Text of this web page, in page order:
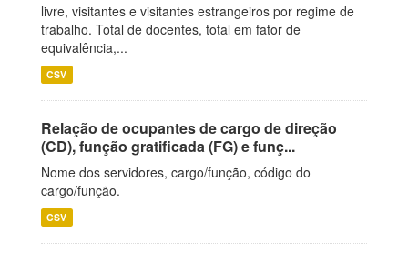
livre, visitantes e visitantes estrangeiros por regime de
trabalho. Total de docentes, total em fator de
equivalência,...
CSV
Relação de ocupantes de cargo de direção
(CD), função gratificada (FG) e funç...
Nome dos servidores, cargo/função, código do
cargo/função.
CSV